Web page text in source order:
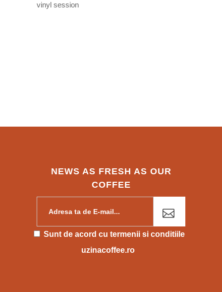
vinyl session
NEWS AS FRESH AS OUR
COFFEE
Please leave this field empty.
Sunt de acord cu termenii si conditiile
uzinacoffee.ro